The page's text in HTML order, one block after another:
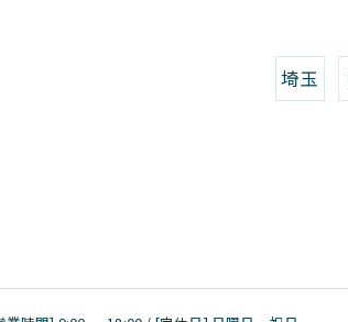
埼玉